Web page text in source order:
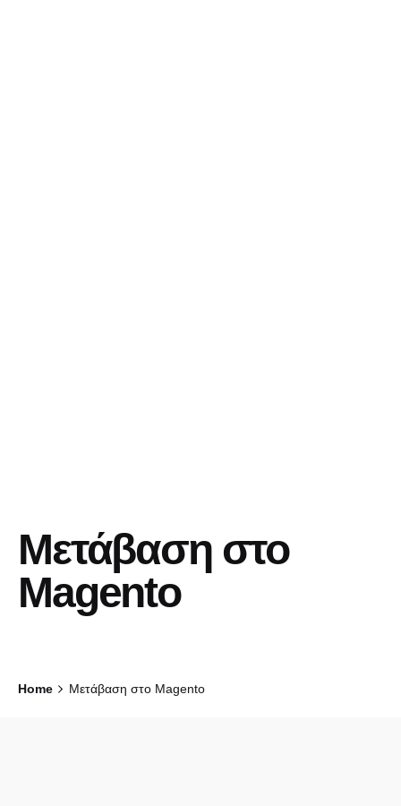
Μετάβαση στο
Magento
Home Μετάβαση στο Magento